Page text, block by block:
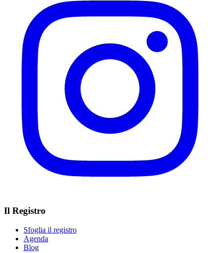
Il Registro
Sfoglia il registro
Agenda
Blog